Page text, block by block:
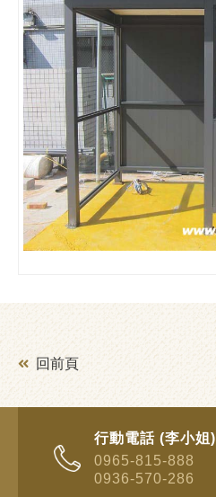
回前頁
行動電話 (李小姐)
0965-815-888
0936-570-286